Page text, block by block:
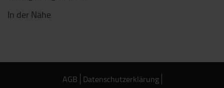
In der Nähe
AGB Datenschutzerklärung